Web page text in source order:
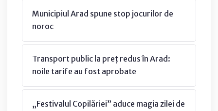
Municipiul Arad spune stop jocurilor de
noroc
Transport public la preț redus în Arad:
noile tarife au fost aprobate
„Festivalul Copilăriei” aduce magia zilei de